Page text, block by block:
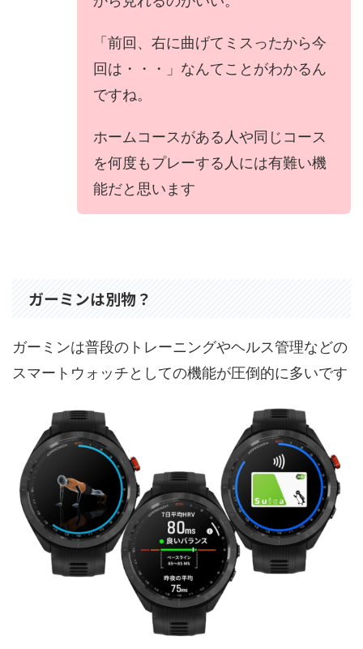
「前回、右に曲げてミスったから今
回は・・・」なんてことがわかるん
ですね。
ホームコースがある人や同じコース
を何度もプレーする人には有難い機
能だと思います
ガーミンは別物？
ガーミンは普段のトレーニングやヘルス管理などの
スマートウォッチとしての機能が圧倒的に多いです